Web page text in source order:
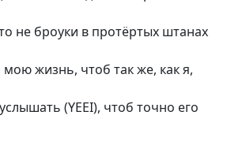
не броуки в протёртых штанах
жизнь, чтоб так же, как я,
(YEEI), чтоб точно его